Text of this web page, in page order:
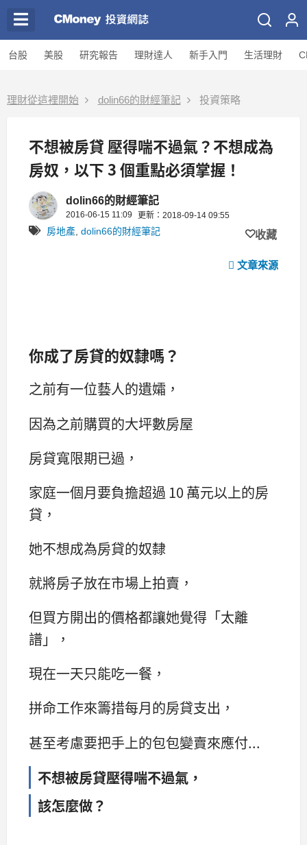
台股 美股 研究報告 理財達人 新手入門 生活理財
理財從這裡開始 dolin66的財經筆記 投資策略
不想被房貸 壓得喘不過氣？不想成為
房奴，以下 3 個重點必須掌握！
dolin66的財經筆記
2016-06-15 11:09 更新：2018-09-14 09:55
房地產 dolin66的財經筆記 收藏
文章來源
你成了房貸的奴隸嗎？
之前有一位藝人的遺孀，
因為之前購買的大坪數房屋
房貸寬限期已過，
家庭一個月要負擔超過 10 萬元以上的房
貸，
她不想成為房貸的奴隸
就將房子放在市場上拍賣，
但買方開出的價格都讓她覺得「太離
譜」，
現在一天只能吃一餐，
拼命工作來籌措每月的房貸支出，
甚至考慮要把手上的包包變賣來應付...
不想被房貸壓得喘不過氣，
該怎麼做？